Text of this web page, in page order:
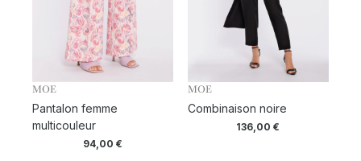
MOE
Pantalon femme
multicouleur
94,00€
MOE
Combinaison noire
136,00€